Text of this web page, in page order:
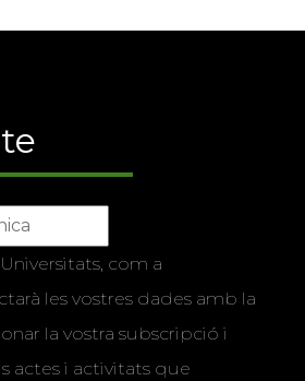
com a
les vostres dades amb la
la vostra subscripció i
actes i activitats que